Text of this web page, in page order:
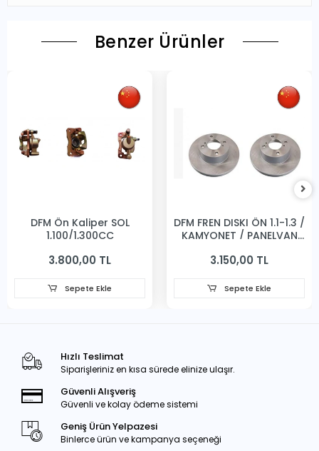
Benzer Ürünler
DFM Ön Kaliper SOL
1,100/1,300CC
3.800,00 TL
Sepete Ekle
DFM FREN DISKI ÖN 1.1-1.3 /
KAMYONET / PANELVAN
3.150,00 TL
Sepete Ekle
Hızlı Teslimat
Siparişleriniz en kısa sürede elinize ulaşır.
Güvenli Alışveriş
Güvenli ve kolay ödeme sistemi
Geniş Ürün Yelpazesi
Binlerce ürün ve kampanya seçeneği